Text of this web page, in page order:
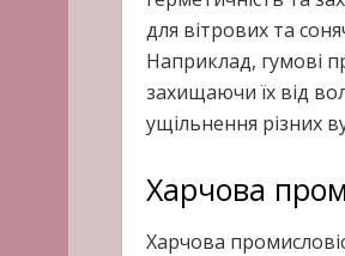
для вітрових та
Наприклад, гумові
захищаючи їх від
ущільнення різних
Харчова
Харчова